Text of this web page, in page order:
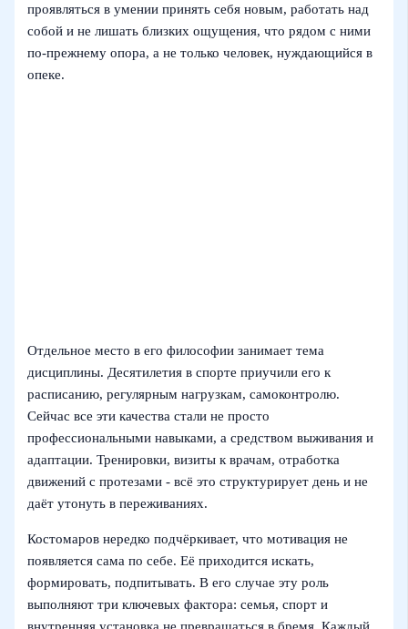
проявляться в умении принять себя новым, работать над
собой и не лишать близких ощущения, что рядом с ними
по‑прежнему опора, а не только человек, нуждающийся в
опеке.
Отдельное место в его философии занимает тема
дисциплины. Десятилетия в спорте приучили его к
расписанию, регулярным нагрузкам, самоконтролю.
Сейчас все эти качества стали не просто
профессиональными навыками, а средством выживания и
адаптации. Тренировки, визиты к врачам, отработка
движений с протезами - всё это структурирует день и не
даёт утонуть в переживаниях.
Костомаров нередко подчёркивает, что мотивация не
появляется сама по себе. Её приходится искать,
формировать, подпитывать. В его случае эту роль
выполняют три ключевых фактора: семья, спорт и
внутренняя установка не превращаться в бремя. Каждый